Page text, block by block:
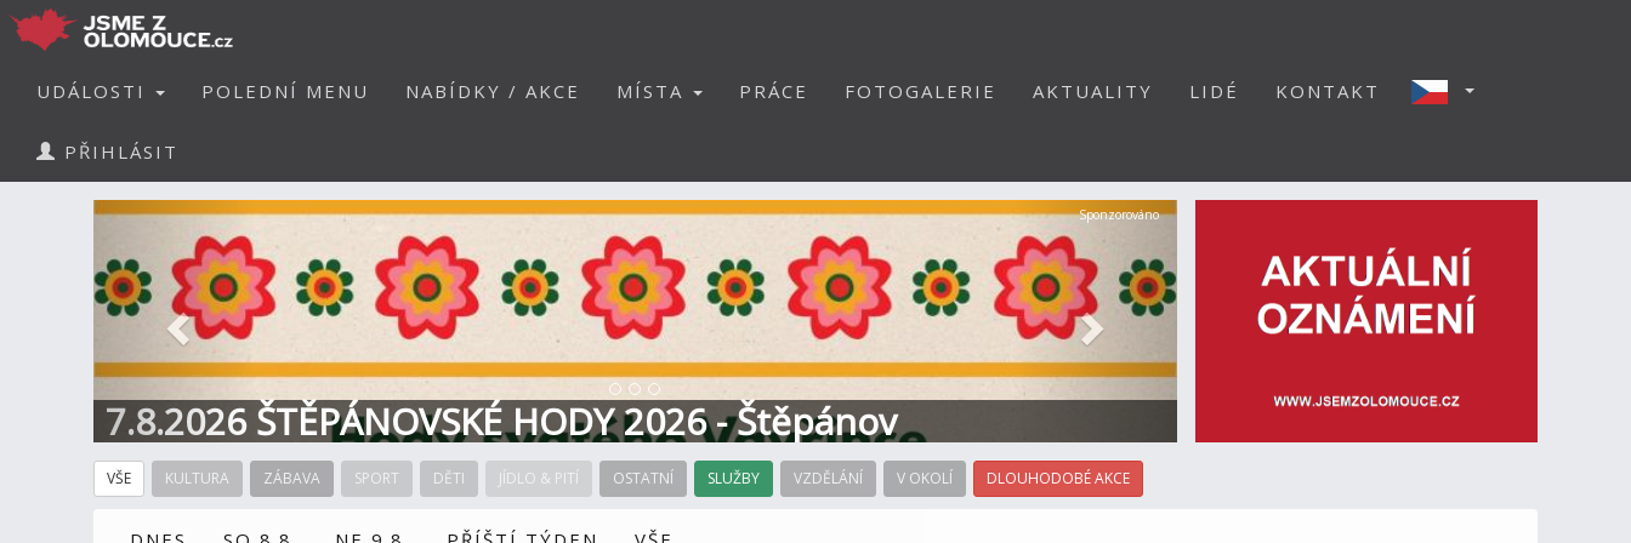
UDÁLOSTI POLEDNÍ MENU NABÍDKY / AKCE MÍSTA PRÁCE FOTOGALERIE AKTUALITY LIDÉ KONTAKT
PŘIHLÁSIT
7.8.2026 ŠTĚPÁNOVSKÉ HODY 2026 - Štěpánov
Předchozí Další
Sponzorováno
VŠE KULTURA ZÁBAVA SPORT DĚTI JÍDLO & PITÍ OSTATNÍ SLUŽBY VZDĚLÁNÍ V OKOLÍ DLOUHODOBÉ AKCE